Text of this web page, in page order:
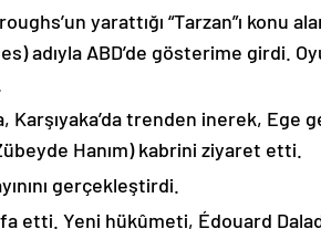
yarattığı “Tarzan”ı konu
adıyla ABD’de gösterime girdi.
Karşıyaka’da trenden inerek, Ege
Hanım) kabrini ziyaret etti.
gerçekleştirdi.
etti. Yeni hükûmeti, Édouard